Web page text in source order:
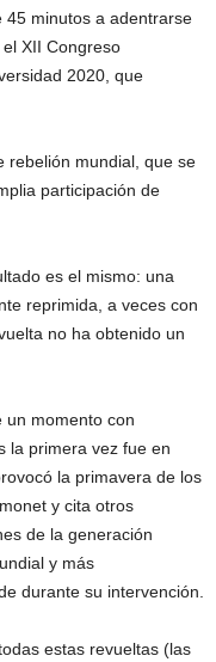
45 minutos a adentrarse
XII Congreso
2020, que
rebelión mundial, que se
participación de
es el mismo: una
reprimida, a veces con
no ha obtenido un
un momento con
la primera vez fue en
la primavera de los
y cita otros
de la generación
y más
durante su intervención.
estas revueltas (las